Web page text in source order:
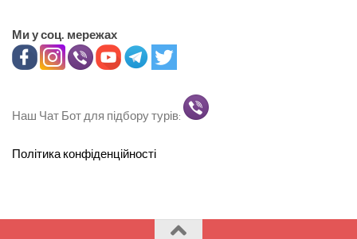
Ми у соц. мережах
Наш Чат Бот для підбору турів:
Політика конфіденційності